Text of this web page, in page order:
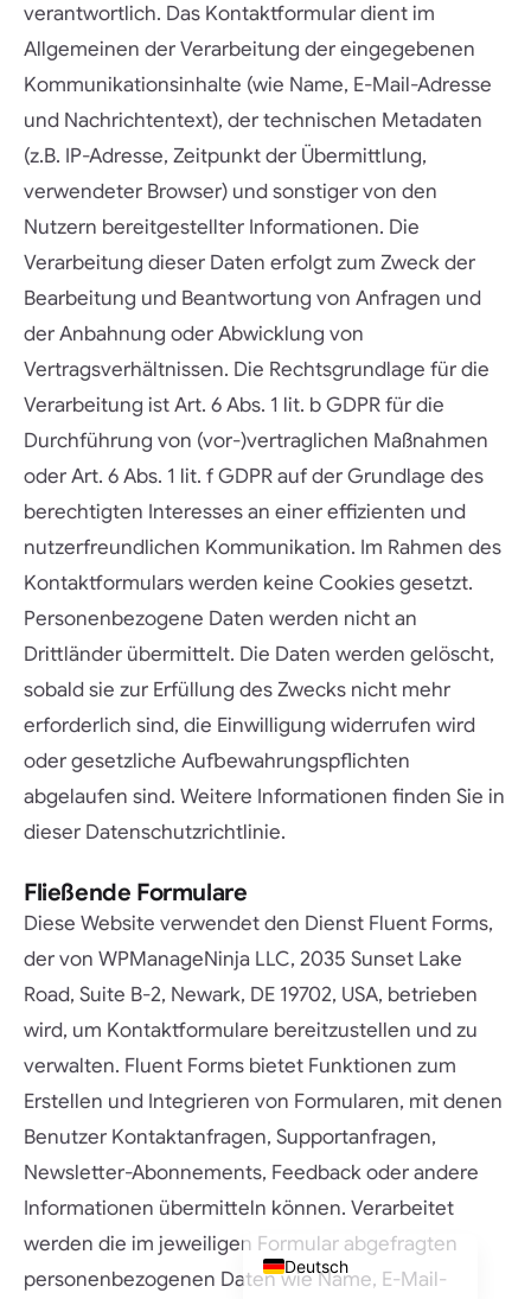
verantwortlich. Das Kontaktformular dient im
Allgemeinen der Verarbeitung der eingegebenen
Kommunikationsinhalte (wie Name, E-Mail-Adresse
und Nachrichtentext), der technischen Metadaten
(z.B. IP-Adresse, Zeitpunkt der Übermittlung,
verwendeter Browser) und sonstiger von den
Nutzern bereitgestellter Informationen. Die
Verarbeitung dieser Daten erfolgt zum Zweck der
Bearbeitung und Beantwortung von Anfragen und
der Anbahnung oder Abwicklung von
Vertragsverhältnissen. Die Rechtsgrundlage für die
Verarbeitung ist Art. 6 Abs. 1 lit. b GDPR für die
Durchführung von (vor-)vertraglichen Maßnahmen
oder Art. 6 Abs. 1 lit. f GDPR auf der Grundlage des
berechtigten Interesses an einer effizienten und
nutzerfreundlichen Kommunikation. Im Rahmen des
Kontaktformulars werden keine Cookies gesetzt.
Personenbezogene Daten werden nicht an
Drittländer übermittelt. Die Daten werden gelöscht,
sobald sie zur Erfüllung des Zwecks nicht mehr
erforderlich sind, die Einwilligung widerrufen wird
oder gesetzliche Aufbewahrungspflichten
abgelaufen sind. Weitere Informationen finden Sie in
dieser Datenschutzrichtlinie.
Fließende Formulare
Diese Website verwendet den Dienst Fluent Forms,
der von WPManageNinja LLC, 2035 Sunset Lake
Road, Suite B-2, Newark, DE 19702, USA, betrieben
wird, um Kontaktformulare bereitzustellen und zu
verwalten. Fluent Forms bietet Funktionen zum
Erstellen und Integrieren von Formularen, mit denen
Benutzer Kontaktanfragen, Supportanfragen,
Newsletter-Abonnements, Feedback oder andere
Informationen übermitteln können. Verarbeitet
werden die im jeweiligen Formular abgefragten
personenbezogenen Daten wie Name, E-Mail-
Deutsch
Español
Deutsch (Österreich)
Deutsch (Schweiz)
English (UK)